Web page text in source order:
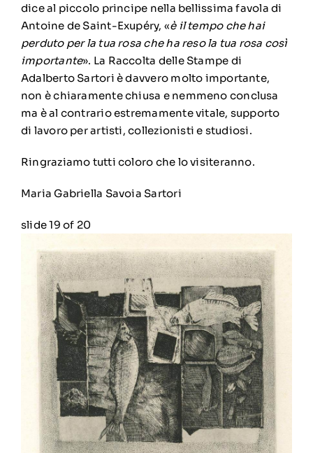
dice al piccolo principe nella bellissima favola di
Antoine de Saint-Exupéry, «è il tempo che hai
perduto per la tua rosa che ha reso la tua rosa così
importante». La Raccolta delle Stampe di
Adalberto Sartori è davvero molto importante,
non è chiaramente chiusa e nemmeno conclusa
ma è al contrario estremamente vitale, supporto
di lavoro per artisti, collezionisti e studiosi.
Ringraziamo tutti coloro che lo visiteranno.
Maria Gabriella Savoia Sartori
slide19 of 20